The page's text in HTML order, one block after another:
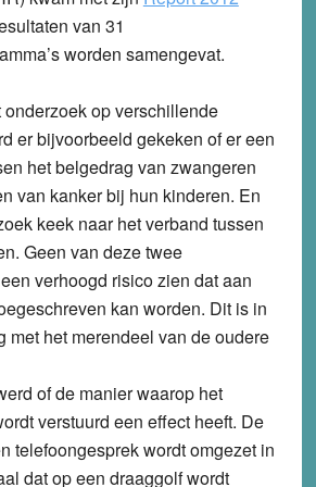
van 31
worden samengevat.
onderzoek op verschillende
er bijvoorbeeld gekeken of er een
het belgedrag van zwangeren
van kanker bij hun kinderen. En
keek naar het verband tussen
Geen van deze twee
verhoogd risico zien dat aan
kan worden. Dit is in
met het merendeel van de oudere
of de manier waarop het
verstuurd een effect heeft. De
telefoongesprek wordt omgezet in
dat op een draaggolf wordt